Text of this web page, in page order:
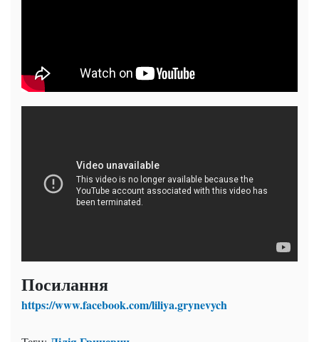
Посилання
https://www.facebook.com/liliya.grynevych